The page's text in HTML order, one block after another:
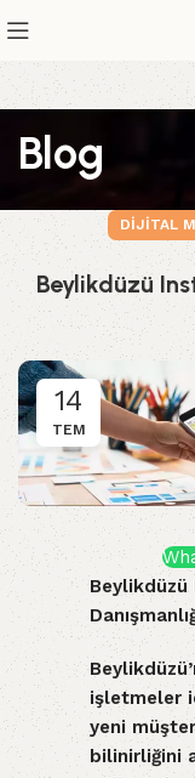
Blog
DIJITAL
Beylikdüzü
14
TEM
Beylikdüzü
işletmeler
yeni
bilinirliğini